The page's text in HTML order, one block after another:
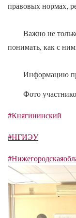
правовых нормах,
Важно не
понимать, как с
Информацию
Фото
#Княгининский
#НГИЭУ